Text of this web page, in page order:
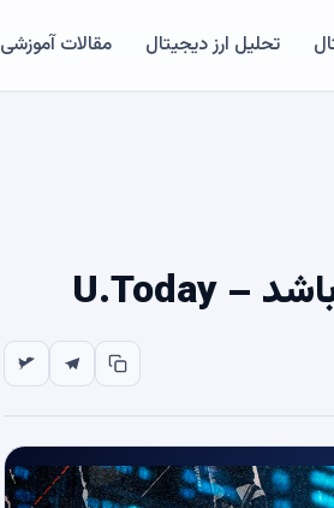
تحلیل ارز دیجیتال مقالات آموزشی